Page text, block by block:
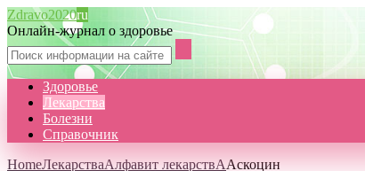
Zdravo2020ru
Онлайн-журнал о здоровье
Здоровье
Лекарства
Болезни
Справочник
HomeЛекарстваАлфавит лекарствААскоцин